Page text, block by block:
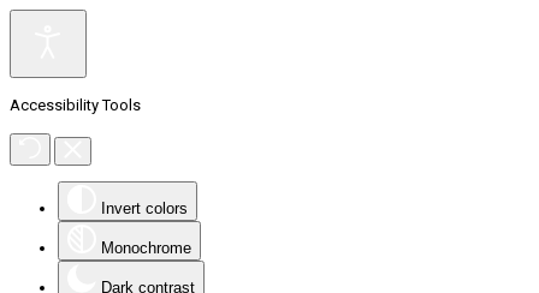
Accessibility Tools
Invert colors
Monochrome
Dark contrast